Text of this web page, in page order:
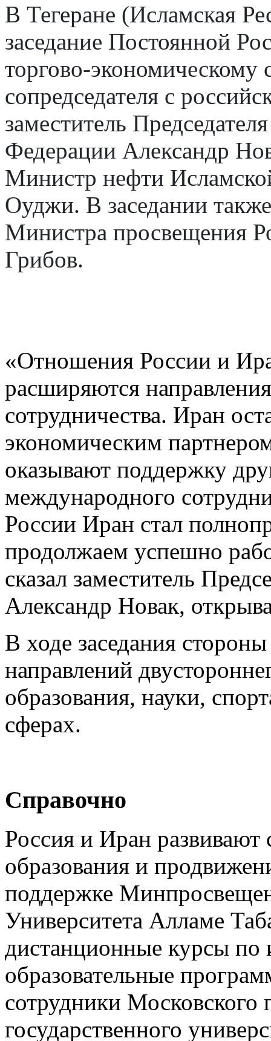
В Тегеране (Исламская
заседание Постоянной
торгово-экономическому
сопредседателя с
заместитель
Федерации Александр
Министр нефти
Оуджи. В заседании
Министра просвещения
Грибов.
«Отношения России и
расширяются
сотрудничества. Иран
экономическим
оказывают поддержку
международного
России Иран стал
продолжаем успешно
сказал заместитель
Александр Новак,
В ходе заседания
направлений
образования, науки,
сферах.
Справочно
Россия и Иран развивают
образования и
поддержке
Университета Алламе
дистанционные курсы по
образовательные
сотрудники Московского
государственного